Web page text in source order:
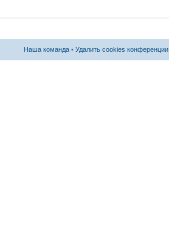
Наша команда • Удалить cookies конференции